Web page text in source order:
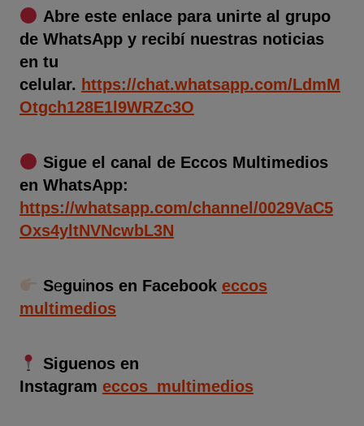
Abre este enlace para unirte al grupo
de WhatsApp y recibí nuestras noticias
en tu
celular. https://chat.whatsapp.com/LdmM
Otgch128E1l9WRZc3O
Sigue el canal de Eccos Multimedios
en WhatsApp:
https://whatsapp.com/channel/0029VaC5
Oxs4yltNVNcwbL3N
Seguinos en Facebook eccos
multimedios
Siguenos en
Instagram eccos_multimedios